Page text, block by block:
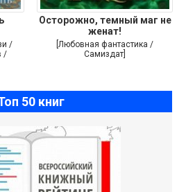
/
/
Осторожно, темный маг не
женат!
[Любовная фантастика /
Самиздат]
50 книг